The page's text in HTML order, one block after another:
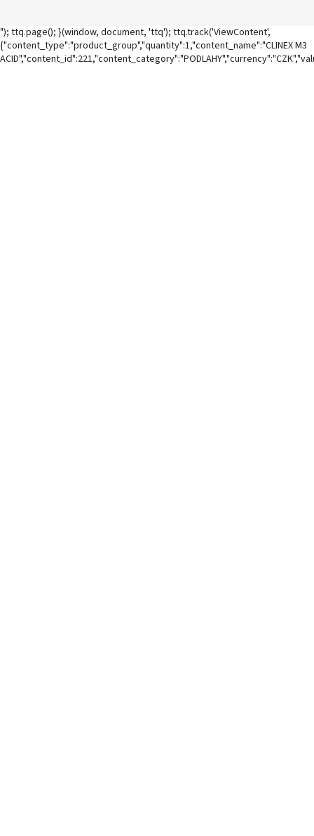
"); ttq.page(); }(window, document, 'ttq'); ttq.track('ViewContent',
{"content_type":"product_group","quantity":1,"content_name":"CLINEX M3